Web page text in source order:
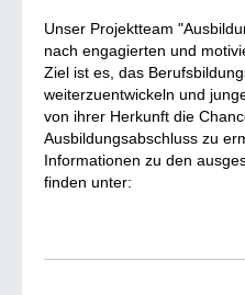
Unser Projektteam
nach engagierten und
Ziel ist es, das
weiterzuentwickeln und
von ihrer Herkunft die
Ausbildungsabschluss zu
Informationen zu den
finden unter: